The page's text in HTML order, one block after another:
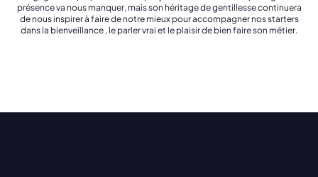
présence va nous manquer, mais son héritage de gentillesse continuera
de nous inspirer à faire de notre mieux pour accompagner nos starters
dans la bienveillance , le parler vrai et le plaisir de bien faire son métier.